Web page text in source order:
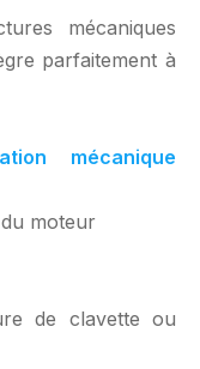
mécaniques
parfaitement à
mécanique
moteur
de clavette ou